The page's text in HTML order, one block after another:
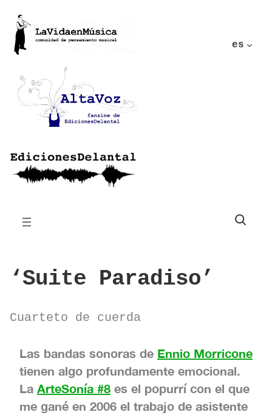
es
Buscar
‘Suite Paradiso’
Cuarteto de cuerda
Las bandas sonoras de Ennio Morricone
tienen algo profundamente emocional.
La ArteSonía #8 es el popurrí con el que
me gané en 2006 el trabajo de asistente